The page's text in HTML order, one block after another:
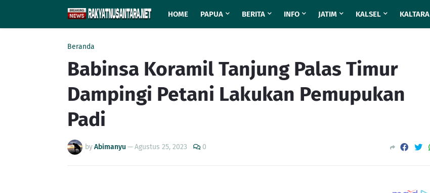
HOME PAPUA BERITA INFO JATIM KALSEL KALTARA
Beranda
Babinsa Koramil Tanjung Palas Timur
Dampingi Petani Lakukan Pemupukan
Padi
byAbimanyu —Agustus 25, 2023 0